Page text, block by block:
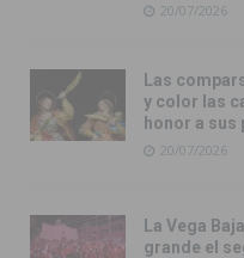
20/07/2026
Las
y color las
honor a sus
20/07/2026
La Vega
grande el